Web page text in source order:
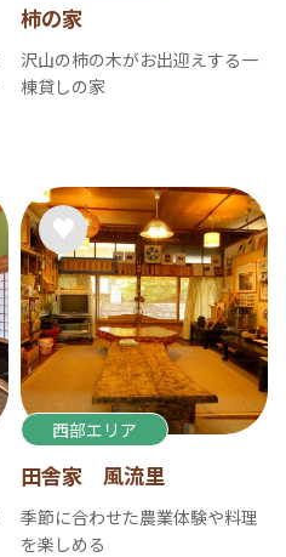
柿の家
沢山の柿の木がお出迎えする一
棟貸しの家
西部エリア
田舎家 風流里
季節に合わせた農業体験や料理
を楽しめる